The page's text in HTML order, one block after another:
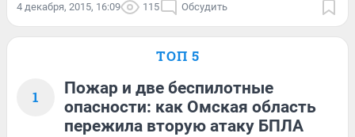
4 декабря, 2015, 16:09 115 Обсудить
ТОП 5
1
Пожар и две беспилотные
опасности: как Омская область
пережила вторую атаку БПЛА